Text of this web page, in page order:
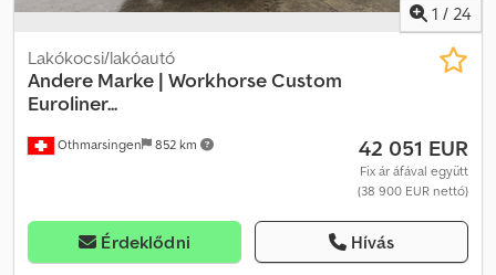
1 / 24
Othmarsingen 852 km
Lakókocsi/lakóautó
Andere Marke | Workhorse Custom
Euroliner...
42 051 EUR
Fix ár áfával együtt
(38 900 EUR nettó)
Érdeklődni Hívás